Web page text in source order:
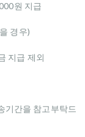
원 지급
경우)
지급 제외
기간을 참고부탁드